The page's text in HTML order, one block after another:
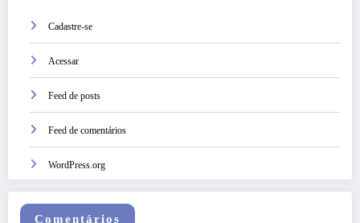
Cadastre-se
Acessar
Feed de posts
Feed de comentários
WordPress.org
Comentários